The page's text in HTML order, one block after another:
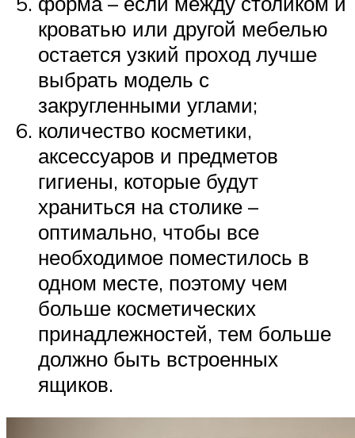
кроватью или другой мебелью
остается узкий проход лучше
выбрать модель с
закругленными углами;
количество косметики,
аксессуаров и предметов
гигиены, которые будут
храниться на столике –
оптимально, чтобы все
необходимое поместилось в
одном месте, поэтому чем
больше косметических
принадлежностей, тем больше
должно быть встроенных
ящиков.